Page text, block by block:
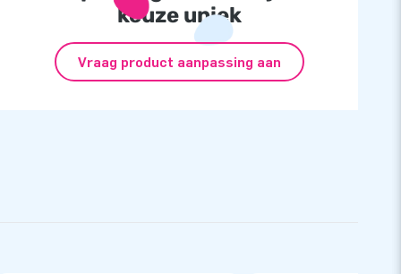
keuze uniek
Vraag product aanpassing aan